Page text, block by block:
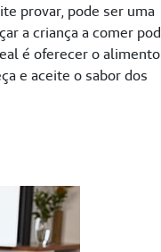
provar, pode ser uma
a criança a comer
é oferecer o alimento
e aceite o sabor dos